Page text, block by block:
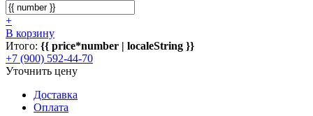
+
В корзину
Итого: {{ price*number | localeString }}
+7 (900) 592-44-70
Уточнить цену
Доставка
Оплата